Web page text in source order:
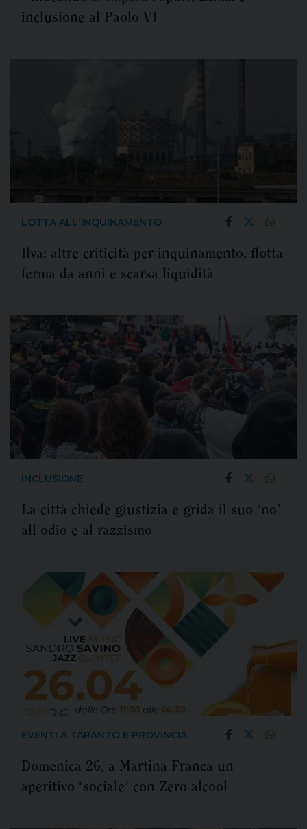
inclusione al Paolo VI
LOTTA ALL'INQUINAMENTO
Ilva: altre criticità per inquinamento, flotta
ferma da anni e scarsa liquidità
INCLUSIONE
La città chiede giustizia e grida il suo ‘no’
all'odio e al razzismo
EVENTI A TARANTO E PROVINCIA
Domenica 26, a Martina Franca un
aperitivo ‘sociale’ con Zero alcool